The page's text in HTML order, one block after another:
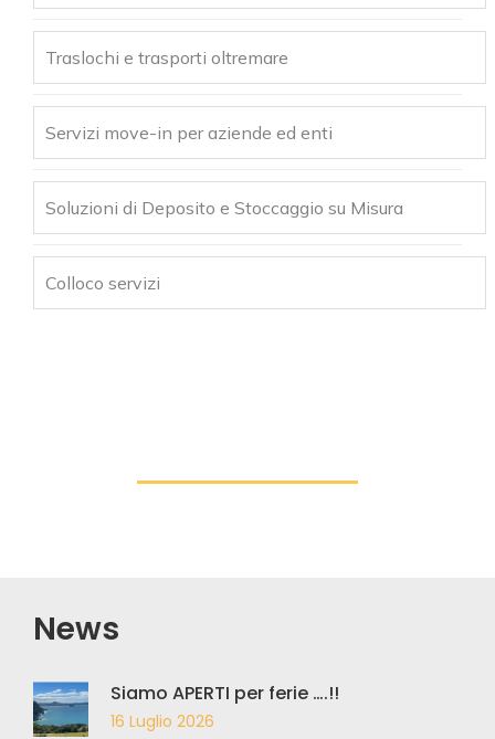
Traslochi e trasporti oltremare
Servizi move-in per aziende ed enti
Soluzioni di Deposito e Stoccaggio su Misura
Colloco servizi
News
Siamo APERTI per ferie ….!!
16 Luglio 2026